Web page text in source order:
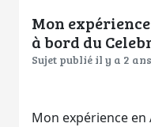
Mon
à bord du
Sujet publié il y a 2 ans
Mon expérience